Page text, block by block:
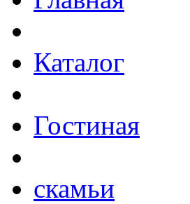
Каталог
Гостиная
скамьи